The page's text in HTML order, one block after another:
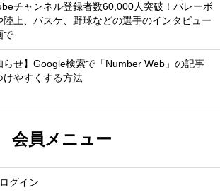
チャンネル登録者数60,000人突破！バレーボ
陸上、バスケ、野球などの選手のインタビュー
で
らせ】Google検索で「Number Web」の記事
けやすくする方法
会員メニュー
グイン